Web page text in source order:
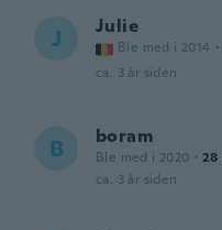
J Julie
Ble med i 2014 ·
ca. 3 år siden
B boram
Ble med i 2020 · 28
ca. 3 år siden